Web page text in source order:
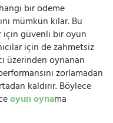
bir ödeme
mümkün kılar. Bu
güvenli bir oyun
için de zahmetsiz
üzerinden oynanan
zorlamadan
kaldırır. Böylece
oyun oynama